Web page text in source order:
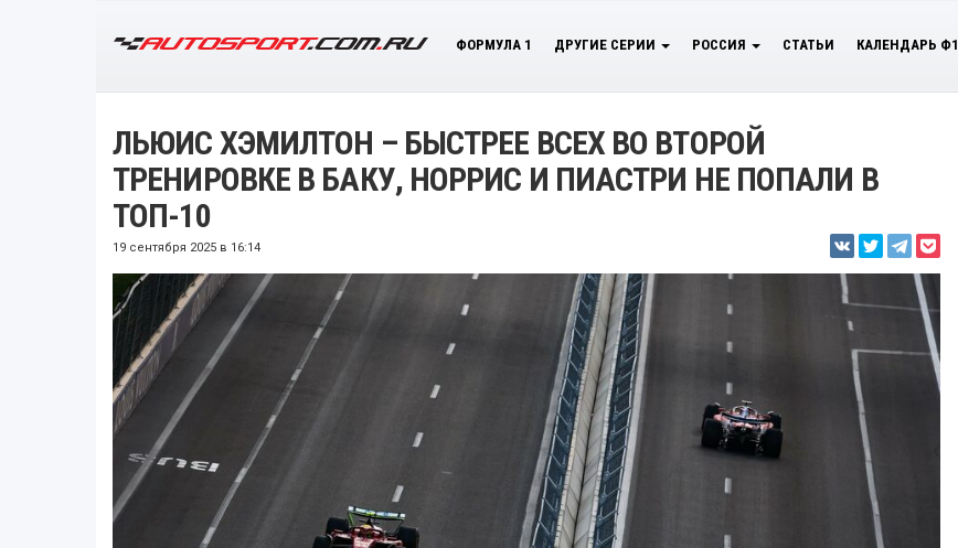
ФОРМУЛА 1 ДРУГИЕ СЕРИИ РОССИЯ СТАТЬИ КАЛЕНДАРЬ Ф1
ЛЬЮИС ХЭМИЛТОН – БЫСТРЕЕ ВСЕХ ВО ВТОРОЙ
ТРЕНИРОВКЕ В БАКУ, НОРРИС И ПИАСТРИ НЕ ПОПАЛИ В
ТОП-10
19 сентября 2025 в 16:14